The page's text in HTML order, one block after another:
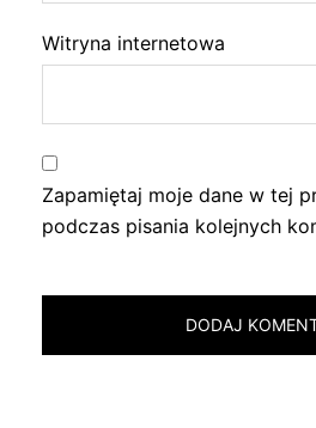
Witryna internetowa
Zapamiętaj moje dane w tej
podczas pisania kolejnych